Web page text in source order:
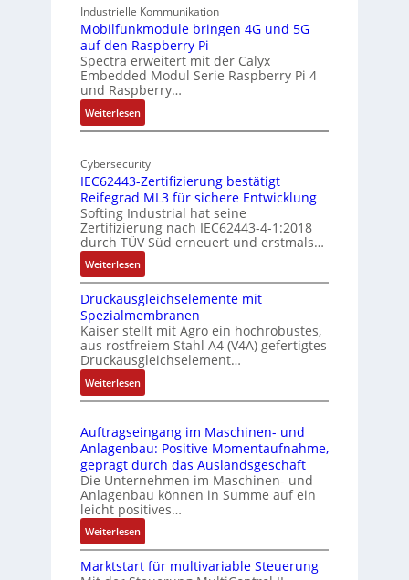
rI
a
n
d
E
g
e
9
-
Z
o
l
l
-
I
d
u
t
r
i
e
-
P
C
l
ä
s
s
s
c
h
f
l
e
x
i
Industrielle Kommunikation
Mobilfunkmodule bringen 4G und 5G
auf den Raspberry Pi
Spectra erweitert mit der Calyx
Embedded Modul Serie Raspberry Pi 4
und Raspberry…
Weiterlesen:
M
b
i
f
u
n
k
m
o
d
u
l
e
b
r
n
e
n
4
G
u
n
Cybersecurity
IEC62443-Zertifizierung bestätigt
Reifegrad ML3 für sichere Entwicklung
Softing Industrial hat seine
Zertifizierung nach IEC62443-4-1:2018
durch TÜV Süd erneuert und erstmals…
Weiterlesen:
I
E
C
6
2
4
4
3
Z
e
r
t
i
i
Druckausgleichselemente mit
Spezialmembranen
Kaiser stellt mit Agro ein hochrobustes,
aus rostfreiem Stahl A4 (V4A) gefertigtes
Druckausgleichselement…
Weiterlesen:
D
u
c
k
a
u
s
g
l
e
Auftragseingang im Maschinen- und
Anlagenbau: Positive Momentaufnahme,
geprägt durch das Auslandsgeschäft
Die Unternehmen im Maschinen- und
Anlagenbau können in Summe auf ein
leicht positives…
Weiterlesen:
A
u
Marktstart für multivariable Steuerung